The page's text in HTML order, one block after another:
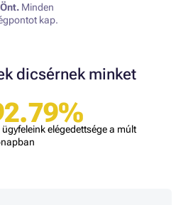
Minden
kap.
dicsérnek minket
ügyfeleink elégedettsége a múlt